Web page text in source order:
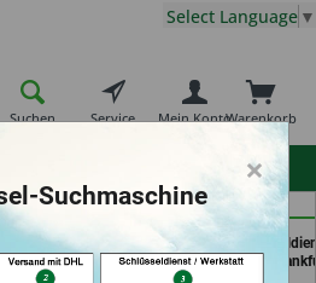
Suchen Service Warenkorb
Mein Konto
Select Language ▼
u. DL Service
(in Dresden)
069er
Frankfurt (in
×
Suchmaschine